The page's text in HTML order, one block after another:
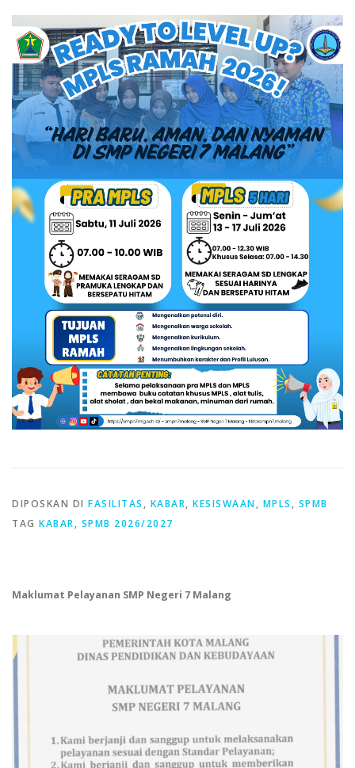
DIPOSKAN DI FASILITAS , KABAR, KESISWAAN, MPLS , SPMB
TAG KABAR, SPMB 2026/2027
Maklumat Pelayanan SMP Negeri 7 Malang